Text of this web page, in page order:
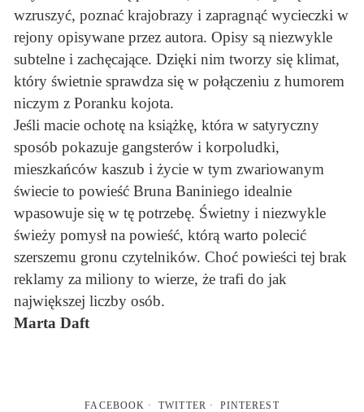
wzruszyć, poznać krajobrazy i zapragnąć wycieczki w
rejony opisywane przez autora. Opisy są niezwykle
subtelne i zachęcające. Dzięki nim tworzy się klimat,
który świetnie sprawdza się w połączeniu z humorem
niczym z Poranku kojota.
Jeśli macie ochotę na książkę, która w satyryczny
sposób pokazuje gangsterów i korpoludki,
mieszkańców kaszub i życie w tym zwariowanym
świecie to powieść Bruna Baniniego idealnie
wpasowuje się w tę potrzebę. Świetny i niezwykle
świeży pomysł na powieść, którą warto polecić
szerszemu gronu czytelników. Choć powieści tej brak
reklamy za miliony to wierze, że trafi do jak
największej liczby osób.
Marta Daft
FACEBOOK TWITTER PINTEREST